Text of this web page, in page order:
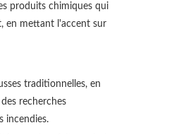
produits chimiques qui
en mettant l'accent sur
traditionnelles, en
recherches
incendies.